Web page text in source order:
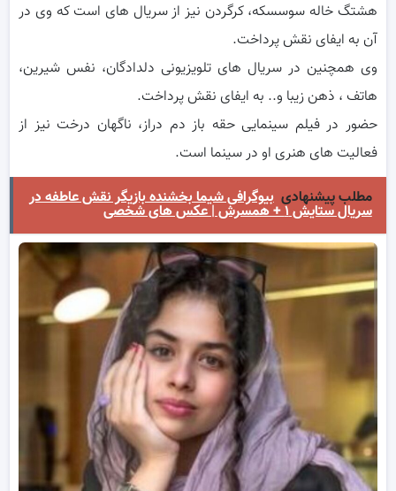
هشتگ خاله سوسسکه، کرگردن نیز از سریال های است که وی در
آن به ایفای نقش پرداخت.
وی همچنین در سریال های تلویزیونی دلدادگان، نفس شیرین،
هاتف ، ذهن زیبا و.. به ایفای نقش پرداخت.
حضور در فیلم سینمایی حقه باز دم دراز، ناگهان درخت نیز از
فعالیت های هنری او در سینما است.
مطلب پیشنهادی بیوگرافی شیما بخشنده بازیگر نقش عاطفه در
سریال ستایش ۱ + همسرش | عکس های شخصی